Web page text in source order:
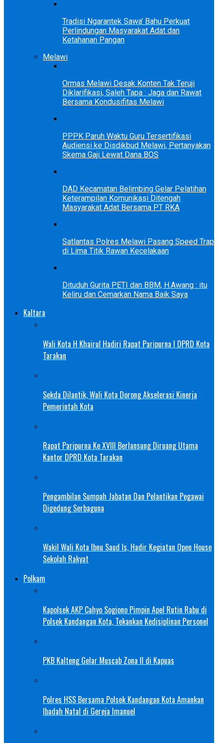
Tradisi Ngarantek Sawa’ Bahu Perkuat
Perlindungan Masyarakat Adat dan
Ketahanan Pangan
Melawi
Ormas Melawi Desak Konten Tak Teruji
Diklarifikasi, Saleh Tapa : Jaga dan Rawat
Bersama Kondusifitas Melawi
PPPK Paruh Waktu Guru Tersertifikasi
Audiensi ke Disdikbud Melawi, Pertanyakan
Skema Gaji Lewat Dana BOS
DAD Kecamatan Belimbing Gelar Pelatihan
Keterampilan Komunikasi Ditengah
Masyarakat Adat Bersama PT RKA
Satlantas Polres Melawi Pasang Speed Trap
di Lima Titik Rawan Kecelakaan
Dituduh Gurita PETI dan BBM, H.Awang : itu
Keliru dan Cemarkan Nama Baik Saya
Kaltara
Wali Kota H Khairul Hadiri Rapat Paripurna I DPRD Kota
Tarakan
Sekda Dilantik, Wali Kota Dorong Akselerasi Kinerja
Pemerintah Kota
Rapat Paripurna Ke XVIII Berlansung Diruang Utama
Kantor DPRD Kota Tarakan
Pengambilan Sumpah Jabatan Dan Pelantikan Pegawai
Digedung Serbaguna
Wakil Wali Kota Ibnu Saud Is, Hadir Kegiatan Open House
Sekolah Rakyat
Polkam
Kapolsek AKP Cahyo Sogiono Pimpin Apel Rutin Rabu di
Polsek Kandangan Kota, Tekankan Kedisiplinan Personel
PKB Kalteng Gelar Muscab Zona II di Kapuas
Polres HSS Bersama Polsek Kandangan Kota Amankan
Ibadah Natal di Gereja Imanuel